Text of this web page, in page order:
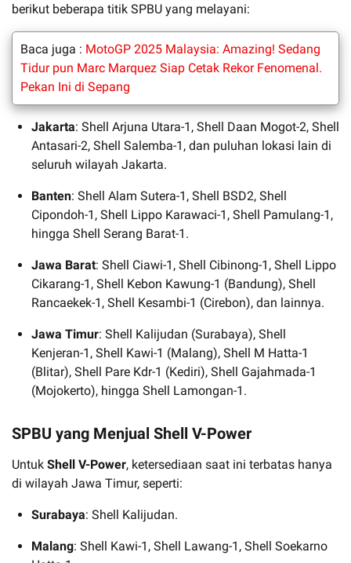
berikut beberapa titik SPBU yang melayani:
Baca juga : MotoGP 2025 Malaysia: Amazing! Sedang
Tidur pun Marc Marquez Siap Cetak Rekor Fenomenal.
Pekan Ini di Sepang
Jakarta: Shell Arjuna Utara-1, Shell Daan Mogot-2, Shell
Antasari-2, Shell Salemba-1, dan puluhan lokasi lain di
seluruh wilayah Jakarta.
Banten: Shell Alam Sutera-1, Shell BSD2, Shell
Cipondoh-1, Shell Lippo Karawaci-1, Shell Pamulang-1,
hingga Shell Serang Barat-1.
Jawa Barat: Shell Ciawi-1, Shell Cibinong-1, Shell Lippo
Cikarang-1, Shell Kebon Kawung-1 (Bandung), Shell
Rancaekek-1, Shell Kesambi-1 (Cirebon), dan lainnya.
Jawa Timur: Shell Kalijudan (Surabaya), Shell
Kenjeran-1, Shell Kawi-1 (Malang), Shell M Hatta-1
(Blitar), Shell Pare Kdr-1 (Kediri), Shell Gajahmada-1
(Mojokerto), hingga Shell Lamongan-1.
SPBU yang Menjual Shell V-Power
Untuk Shell V-Power, ketersediaan saat ini terbatas hanya
di wilayah Jawa Timur, seperti:
Surabaya: Shell Kalijudan.
Malang: Shell Kawi-1, Shell Lawang-1, Shell Soekarno